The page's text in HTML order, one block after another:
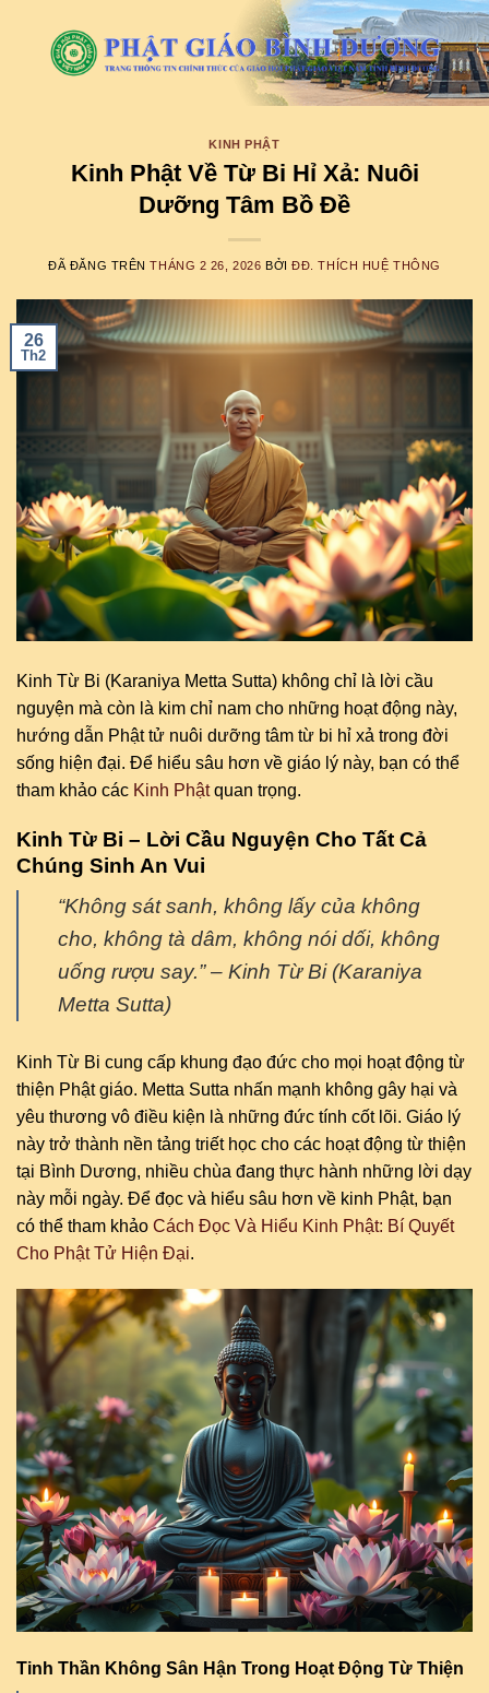
KINH PHẬT
Kinh Phật Về Từ Bi Hỉ Xả: Nuôi
Dưỡng Tâm Bồ Đề
ĐÃ ĐĂNG TRÊNTHÁNG 2 26, 2026 BỞIĐĐ. THÍCH HUỆ THÔNG
26
Th2
Kinh Từ Bi (Karaniya Metta Sutta) không chỉ là lời cầu
nguyện mà còn là kim chỉ nam cho những hoạt động này,
hướng dẫn Phật tử nuôi dưỡng tâm từ bi hỉ xả trong đời
sống hiện đại. Để hiểu sâu hơn về giáo lý này, bạn có thể
tham khảo các Kinh Phậtquan trọng.
Kinh Từ Bi – Lời Cầu Nguyện Cho Tất Cả
Chúng Sinh An Vui
“Không sát sanh, không lấy của không
cho, không tà dâm, không nói dối, không
uống rượu say.” – Kinh Từ Bi (Karaniya
Metta Sutta)
Kinh Từ Bi cung cấp khung đạo đức cho mọi hoạt động từ
thiện Phật giáo. Metta Sutta nhấn mạnh không gây hại và
yêu thương vô điều kiện là những đức tính cốt lõi. Giáo lý
này trở thành nền tảng triết học cho các hoạt động từ thiện
tại Bình Dương, nhiều chùa đang thực hành những lời dạy
này mỗi ngày. Để đọc và hiểu sâu hơn về kinh Phật, bạn
có thể tham khảo Cách Đọc Và Hiểu Kinh Phật: Bí Quyết
Cho Phật Tử Hiện Đại.
Tinh Thần Không Sân Hận Trong Hoạt Động Từ Thiện